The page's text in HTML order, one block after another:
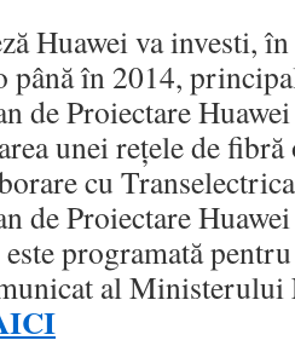
Huawei va investi,
până în 2014,
de Proiectare
unei reţele de
cu
de Proiectare
programată
al